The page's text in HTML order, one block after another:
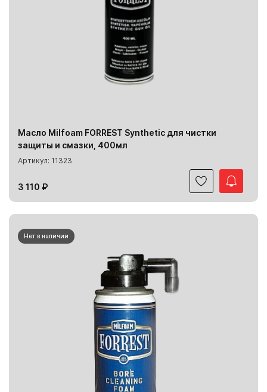
Масло Milfoam FORREST Synthetic для чистки
защиты и смазки, 400мл
Артикул: 11323
3 110 ₽
Нет в наличии